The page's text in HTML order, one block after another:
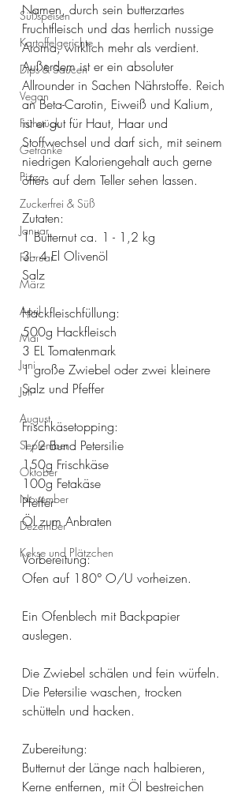
Süßspeisen
Kartoffelgerichte
Dips & Saucen
Vegan
Frühstück
Getränke
Pizza
Zuckerfrei & Süß
Januar
Februar
März
April
Mai
Juni
Juli
August
September
Oktober
November
Dezember
Kekse und Plätzchen
Namen, durch sein butterzartes
Fruchtfleisch und das herrlich nussige
Aroma, wirklich mehr als verdient.
Außerdem ist er ein absoluter
Allrounder in Sachen Nährstoffe. Reich
an Beta-Carotin, Eiweiß und Kalium,
ist er gut für Haut, Haar und
Stoffwechsel und darf sich, mit seinem
niedrigen Kaloriengehalt auch gerne
öfters auf dem Teller sehen lassen.
Zutaten:
1 Butternut ca. 1 - 1,2 kg
3 - 4 El Olivenöl
Salz
Hackfleischfüllung:
500g Hackfleisch
3 EL Tomatenmark
1 große Zwiebel oder zwei kleinere
Salz und Pfeffer
Frischkäsetopping:
1/2 Bund Petersilie
150g Frischkäse
100g Fetakäse
Pfeffer
Öl zum Anbraten
Vorbereitung:
Ofen auf 180° O/U vorheizen.
Ein Ofenblech mit Backpapier
auslegen.
Die Zwiebel schälen und fein würfeln.
Die Petersilie waschen, trocken
schütteln und hacken.
Zubereitung:
Butternut der Länge nach halbieren,
Kerne entfernen, mit Öl bestreichen